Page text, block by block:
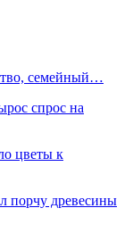
семейный…
спрос на
цветы к
порчу древесины